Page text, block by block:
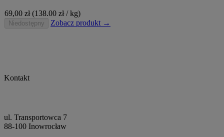
69,00 zł (138.00 zł / kg)
Niedostępny Zobacz produkt →
Kontakt
ul. Transportowca 7
88-100 Inowrocław